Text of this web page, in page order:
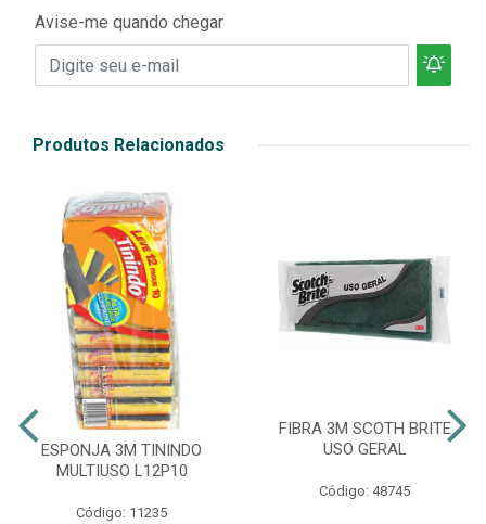
Avise-me quando chegar
Produtos Relacionados
ESPONJA 3M TININDO
MULTIUSO L12P10
Código: 11235
FIBRA 3M SCOTH BRITE
USO GERAL
Código: 48745